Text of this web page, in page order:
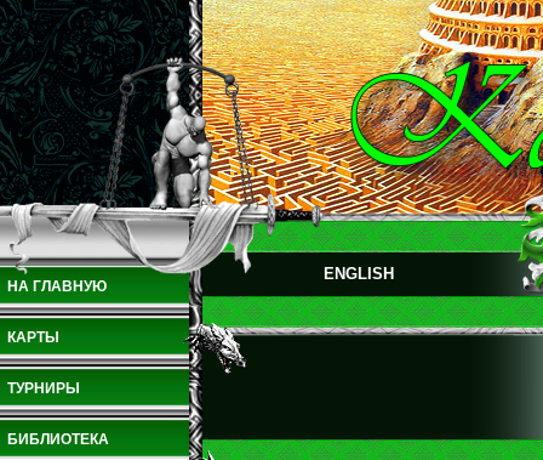
НА ГЛАВНУЮ
КАРТЫ
ТУРНИРЫ
БИБЛИОТЕКА
ENGLISH